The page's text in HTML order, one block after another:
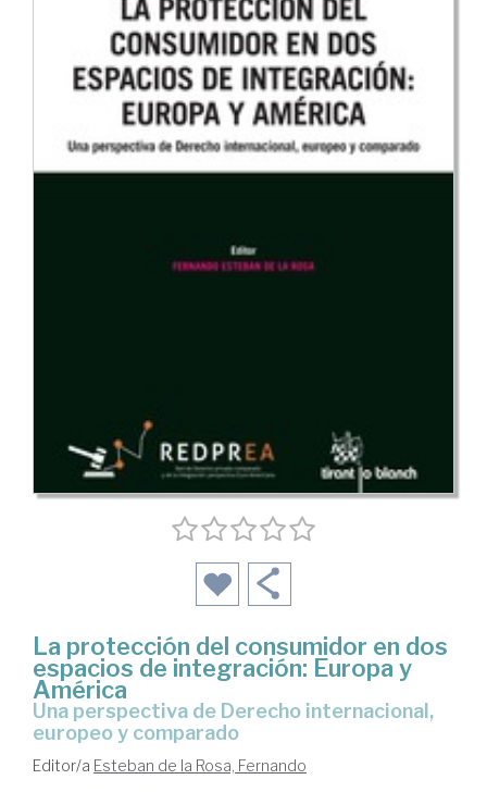
La protección del consumidor en dos
espacios de integración: Europa y
América
una perspectiva de Derecho internacional,
europeo y comparado
Editor/a Esteban de la Rosa, Fernando